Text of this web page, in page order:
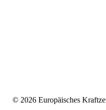
© 2026 Europäisches